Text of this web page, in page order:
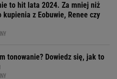
to hit lata 2024. Za mniej niż
kupienia z Eobuwie, Renee czy
tonowanie? Dowiedz się, jak to